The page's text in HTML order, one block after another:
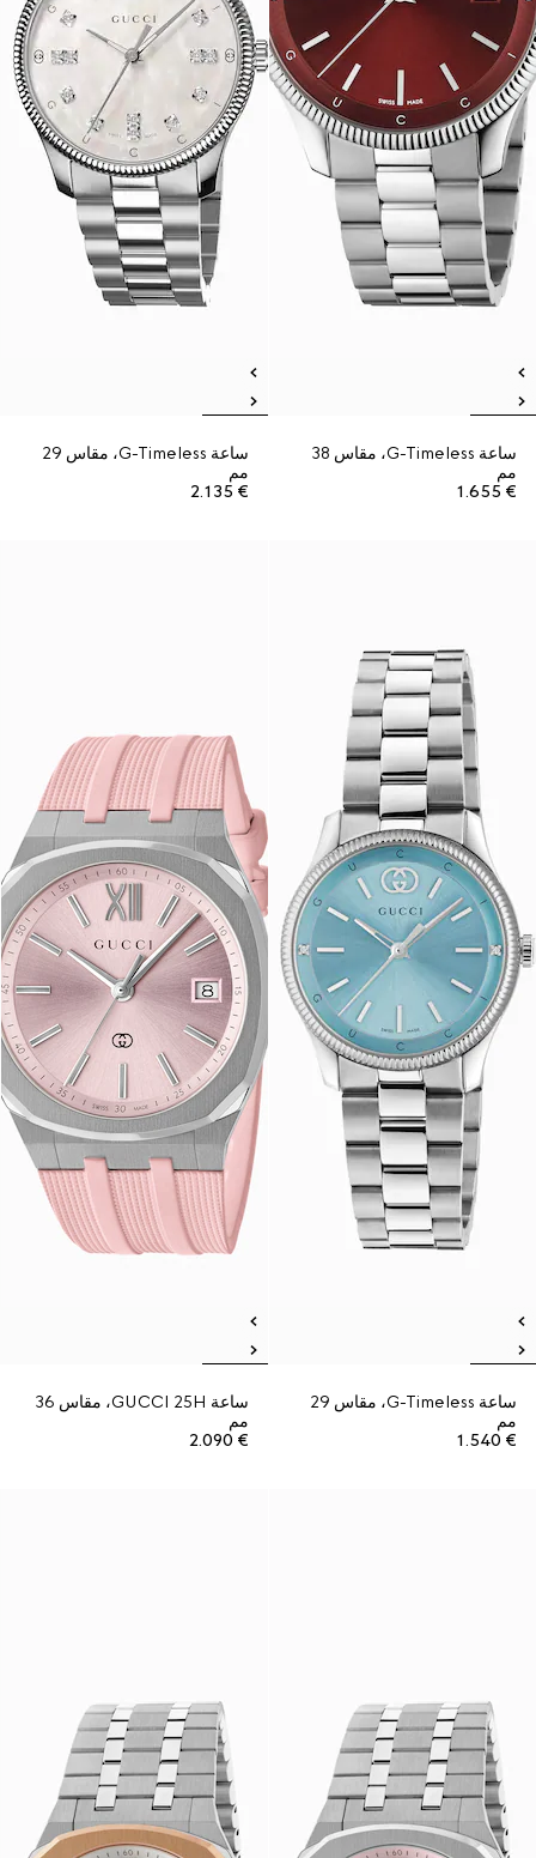
ساعة G-Timeless، مقاس 38
مم
€ 1.655
ساعة G-Timeless، مقاس 29
مم
€ 2.135
ساعة G-Timeless، مقاس 29
مم
€ 1.540
ساعة GUCCI 25H، مقاس 36
مم
€ 2.090